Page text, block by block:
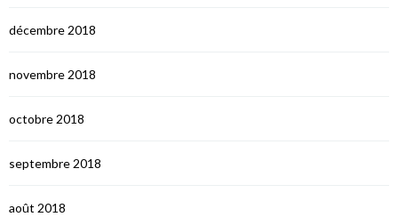
décembre 2018
novembre 2018
octobre 2018
septembre 2018
août 2018